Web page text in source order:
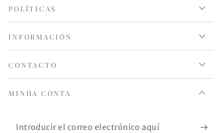
POLÍTICAS
INFORMACIÓN
CONTACTO
MINHA CONTA
Introducir